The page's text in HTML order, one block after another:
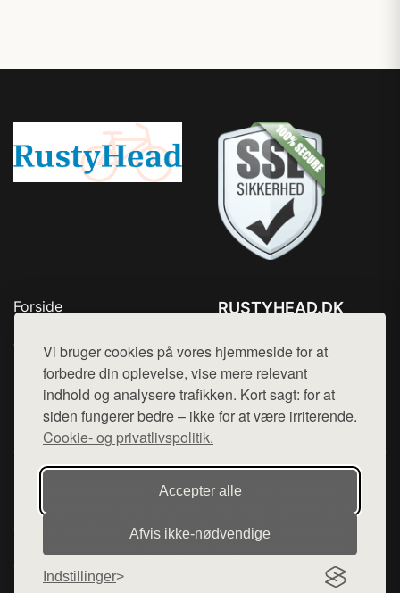
Vi bruger cookies på vores hjemmeside for at
forbedre din oplevelse, vise mere relevant
indhold og analysere trafikken. Kort sagt: for at
siden fungerer bedre – ikke for at være irriterende.
Cookie- og privatlivspolitik.
Accepter alle
Afvis ikke‑nødvendige
Indstillinger
Forside
Top Rabatter
Kontakt
RUSTYHEAD.DK
Mail: hej@want.dk
Cookie- og privatlivspolitik
Denne side er en del af want.dk, der udgiver en række
hjemmesider med præsentation af forskellige produkter fra
diverse webshops. Der sælges ikke varer fra denne side - vi
varerne på lager.